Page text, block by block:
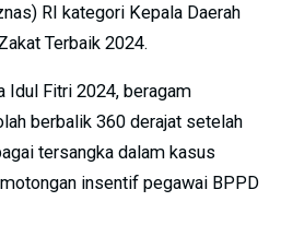
RI kategori Kepala Daerah
Terbaik 2024.
Idul Fitri 2024, beragam
berbalik 360 derajat setelah
tersangka dalam kasus
insentif pegawai BPPD